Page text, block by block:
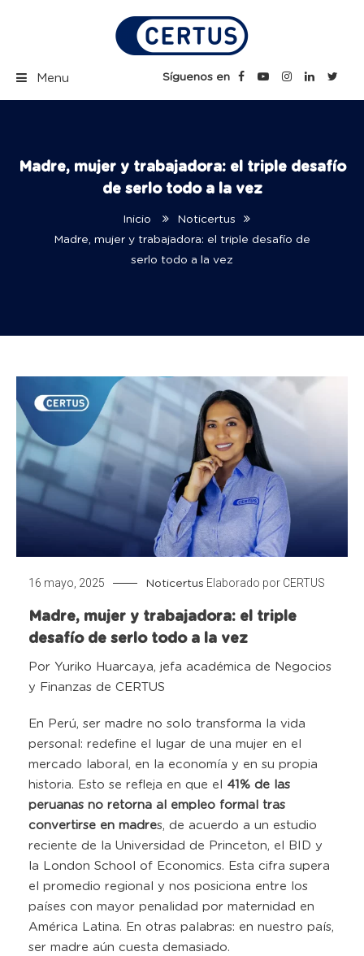
Certus Blog | Carreras
Menu Síguenos en
Madre, mujer y trabajadora: el triple desafío
de serlo todo a la vez
Inicio
Noticertus
Madre, mujer y trabajadora: el triple desafío de
serlo todo a la vez
16 mayo, 2025 Noticertus Elaborado por CERTUS
Madre, mujer y trabajadora: el triple
desafío de serlo todo a la vez
Por Yuriko Huarcaya, jefa académica de Negocios
y Finanzas de CERTUS
En Perú, ser madre no solo transforma la vida
personal: redefine el lugar de una mujer en el
mercado laboral, en la economía y en su propia
historia. Esto se refleja en que el 41% de las
peruanas no retorna al empleo formal tras
convertirse en madres, de acuerdo a un estudio
reciente de la Universidad de Princeton, el BID y
la London School of Economics. Esta cifra supera
el promedio regional y nos posiciona entre los
países con mayor penalidad por maternidad en
América Latina. En otras palabras: en nuestro país,
ser madre aún cuesta demasiado.